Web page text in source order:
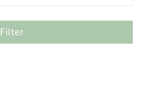
Filter